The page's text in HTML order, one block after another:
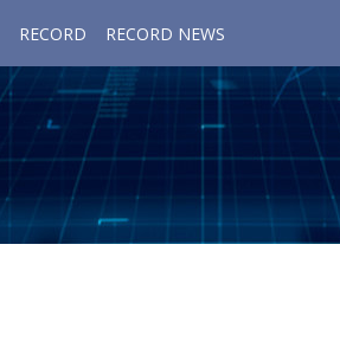
RECORD RECORD NEWS